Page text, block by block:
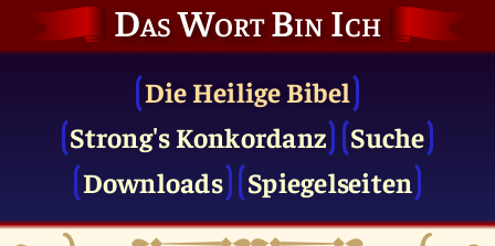
Das Wort Bin Ich
Die Heilige Bibel
Strong's Konkordanz
Suche
Downloads
Spiegelseiten